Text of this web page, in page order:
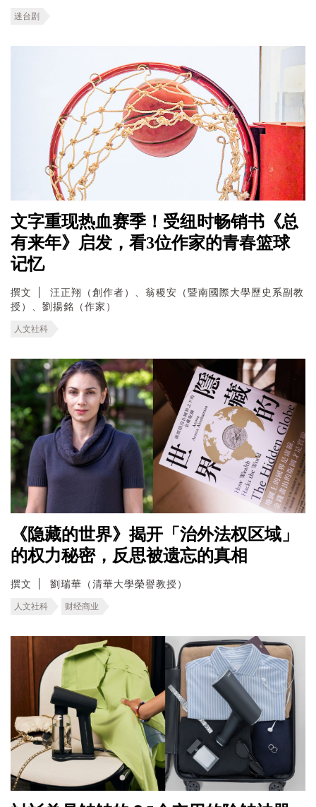
迷台剧
文字重现热血赛季！受纽时畅销书《总
有来年》启发，看3位作家的青春篮球
记忆
撰文
汪正翔（創作者）、翁稷安（暨南國際大學歷史系副教
授）、劉揚銘（作家）
人文社科
《隐藏的世界》揭开「治外法权区域」
的权力秘密，反思被遗忘的真相
撰文 劉瑞華（清華大學榮譽教授）
人文社科 财经商业